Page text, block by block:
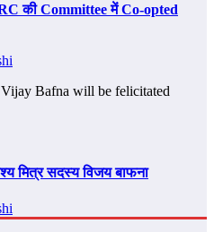
की Committee में Co-opted
मित्र सदस्य विजय बाफना